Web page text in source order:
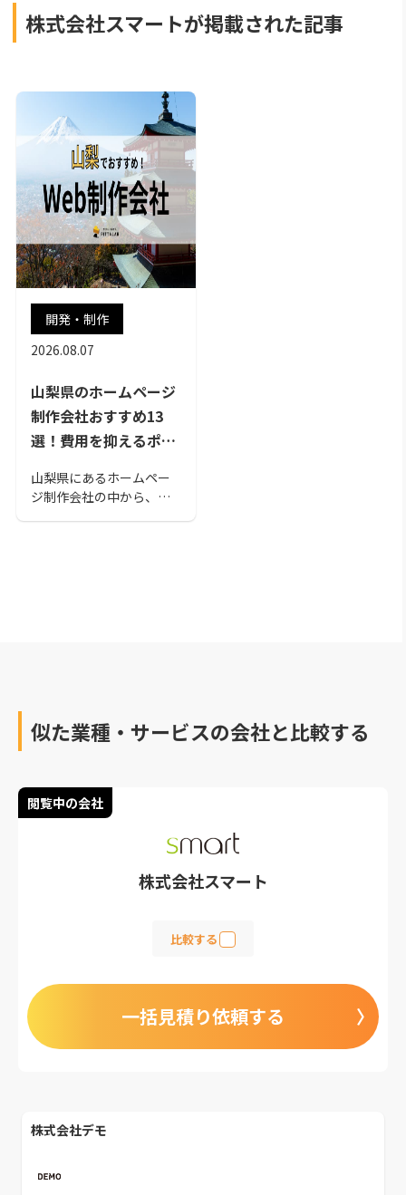
株式会社スマートが掲載された記事
開発・制作
2026.08.07
山梨県のホームページ
制作会社おすすめ13
選！費用を抑えるポイ
山梨県にあるホームペー
ジ制作会社の中から、お
似た業種・サービスの会社と比較する
閲覧中の会社
株式会社スマート
比較する
一括見積り依頼する
株式会社デモ